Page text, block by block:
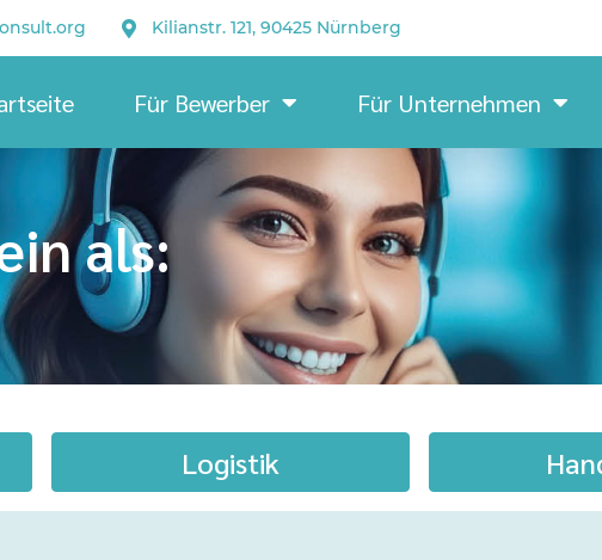
Kilianstr. 121, 90425 Nürnberg
Für Bewerber Für Unternehmen
als:
Logistik